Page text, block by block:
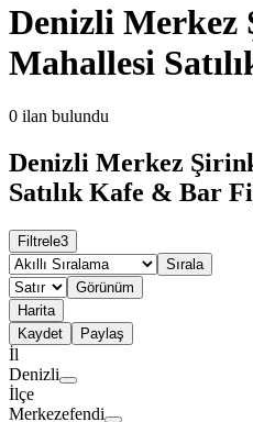
Denizli Merkez
Mahallesi
0 ilan bulundu
Denizli Merkez
Satılık Kafe & Bar
Filtrele3
Sırala
Görünüm
Harita
Kaydet
Paylaş
İl
Denizli
İlçe
Merkezefendi